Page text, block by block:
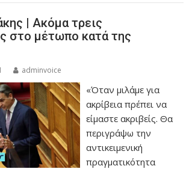
| Ακόμα τρεις
στο μέτωπο κατά της
adminvoice
«Όταν μιλάμε για
ακρίβεια πρέπει να
είμαστε ακριβείς. Θα
περιγράψω την
αντικειμενική
πραγματικότητα